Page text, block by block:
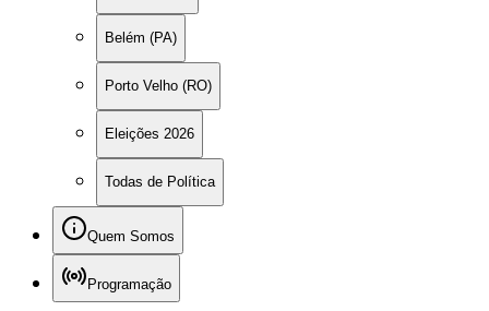
Belém (PA)
Porto Velho (RO)
Eleições 2026
Todas de Política
Quem Somos
Programação